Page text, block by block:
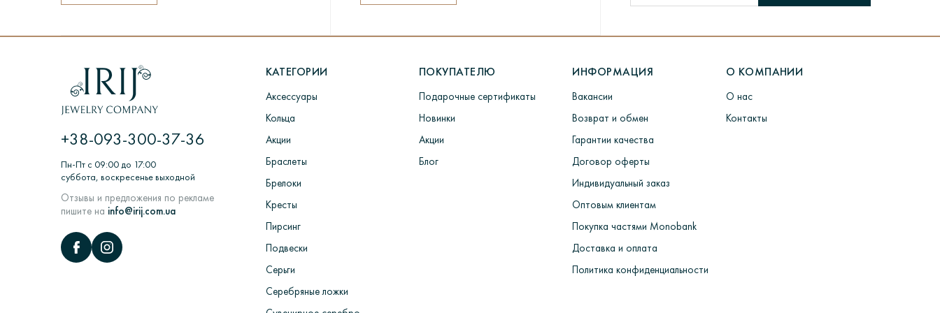
Если изделия нет в наличии, то для его изготовления потребуется от 7 до 18 дней. Каждое изделие проходит долгий процесс производства.
ЦИКЛ: Заказ покупателем> Обработка заказа> Изготовление из воска> Шихтовка> Формирование и термообработка форм для литья> Литье заготовок
ювелирных изделий в литейных вакуумных машинах> Комплектация, монтаж и декорирование ювелирных изделий> Работы по шлифовке> ВТК> пробирка
камни> Полировка и придание глянцу> Упаковка и отправка покупателю.
+38-093-300-37-36
Пн-Пт с 09:00 до 17:00
суббота, воскресенье выходной
Отзывы и предложения по рекламе
пишите на info@irij.com.ua
КАТЕГОРИИ
Аксессуары
Кольца
Акции
Браслеты
Брелоки
Кресты
Пирсинг
Подвески
Серьги
Серебряные ложки
ПОКУПАТЕЛЮ
Подарочные сертификаты
Новинки
Акции
Блог
ИНФОРМАЦИЯ
Вакансии
Возврат и обмен
Гарантии качества
Договор оферты
Индивидуальный заказ
Оптовым клиентам
Покупка частями Monobank
Доставка и оплата
Политика конфиденциальности
О КОМПАНИИ
О нас
Контакты